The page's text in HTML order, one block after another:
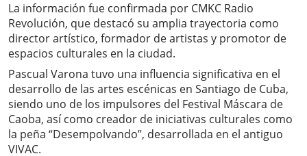
La información fue confirmada por CMKC Radio
Revolución, que destacó su amplia trayectoria como
director artístico, formador de artistas y promotor de
espacios culturales en la ciudad.
Pascual Varona tuvo una influencia significativa en el
desarrollo de las artes escénicas en Santiago de Cuba,
siendo uno de los impulsores del Festival Máscara de
Caoba, así como creador de iniciativas culturales como
la peña “Desempolvando”, desarrollada en el antiguo
VIVAC.